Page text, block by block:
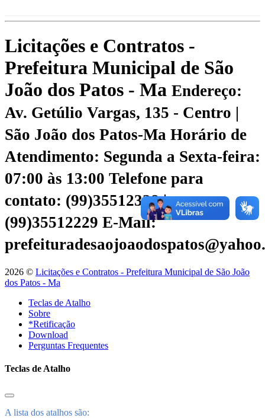
Licitações e Contratos -
Prefeitura Municipal de São
João dos Patos - Ma Endereço:
Av. Getúlio Vargas, 135 - Centro |
São João dos Patos-Ma Horário de
Atendimento: Segunda a Sexta-feira:
07:00 às 13:00 Telefone para
contato: (99)35512328 |
(99)35512229 E-Mail:
2026 © Licitações e Contratos - Prefeitura Municipal de São João
dos Patos - Ma
Teclas de Atalho
Sobre
*Retificação
Download
Perguntas Frequentes
Teclas de Atalho
A lista dos atalhos são: